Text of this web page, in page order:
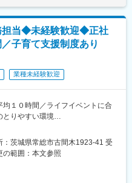
休日出勤なし。リモートワー
補助などにも携わることがで
クライフバランスの実現が可能
日制[土日祝]で年休120日以上と
ける環境です。
丸紅建材が事業統合をして誕生い
クボーンを持ち、住生活空間産
に貢献する建材商社です。
った商社機能に加え、各種建築工
野で事業を展開しており、各事
できる会社です。
ーへの事業参画を通じて、成長
た表記です。
担当◆未経験歓迎◆正社
子育て支援制度あり
業種未経験歓迎
１０時間／ライフイベントに合
とりやすい環境
にする一般建築から超高層ビル・
リートに使用する鉄筋の積算・
にて管理部事務担当として業務
：茨城県常総市古間木1923-41 受
の範囲：本文参照